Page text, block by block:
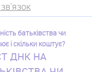
батьківства чи
і скільки коштує?
ДНК НА